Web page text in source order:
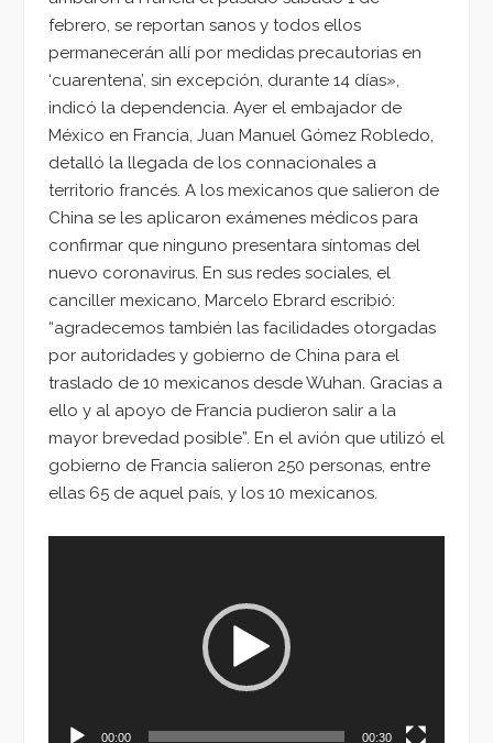
febrero, se reportan sanos y todos ellos
permanecerán allí por medidas precautorias en
‘cuarentena’, sin excepción, durante 14 días»,
indicó la dependencia. Ayer el embajador de
México en Francia, Juan Manuel Gómez Robledo,
detalló la llegada de los connacionales a
territorio francés. A los mexicanos que salieron de
China se les aplicaron exámenes médicos para
confirmar que ninguno presentara síntomas del
nuevo coronavirus. En sus redes sociales, el
canciller mexicano, Marcelo Ebrard escribió:
“agradecemos también las facilidades otorgadas
por autoridades y gobierno de China para el
traslado de 10 mexicanos desde Wuhan. Gracias a
ello y al apoyo de Francia pudieron salir a la
mayor brevedad posible”. En el avión que utilizó el
gobierno de Francia salieron 250 personas, entre
ellas 65 de aquel país, y los 10 mexicanos.
00:00 00:30